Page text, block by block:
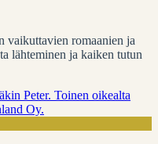
vaikuttavien romaanien ja
lähteminen ja kaiken tutun